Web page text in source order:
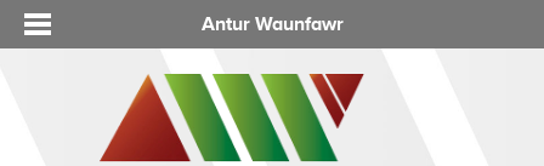
Antur Waunfawr